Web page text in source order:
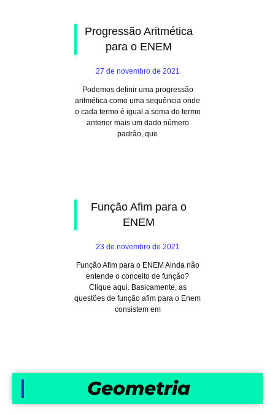
Progressão Aritmética
para o ENEM
27 de novembro de 2021
Podemos definir uma progressão
aritmética como uma sequência onde
o cada termo é igual a soma do termo
anterior mais um dado número
padrão, que
Função Afim para o
ENEM
23 de novembro de 2021
Função Afim para o ENEM Ainda não
entende o conceito de função?
Clique aqui. Basicamente, as
questões de função afim para o Enem
consistem em
Geometria